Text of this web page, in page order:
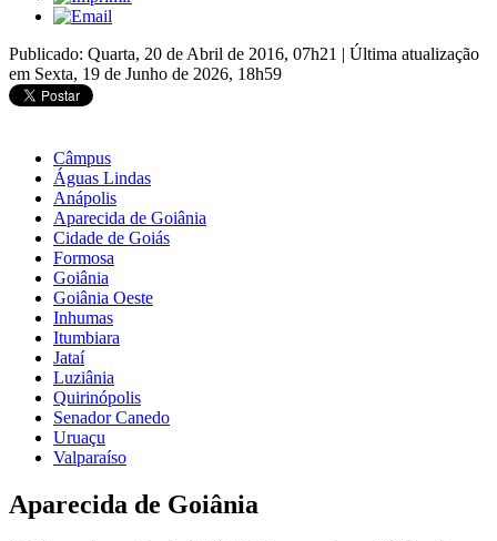
Publicado: Quarta, 20 de Abril de 2016, 07h21 | Última atualização
em Sexta, 19 de Junho de 2026, 18h59
Câmpus
Águas Lindas
Anápolis
Aparecida de Goiânia
Cidade de Goiás
Formosa
Goiânia
Goiânia Oeste
Inhumas
Itumbiara
Jataí
Luziânia
Quirinópolis
Senador Canedo
Uruaçu
Valparaíso
Aparecida de Goiânia